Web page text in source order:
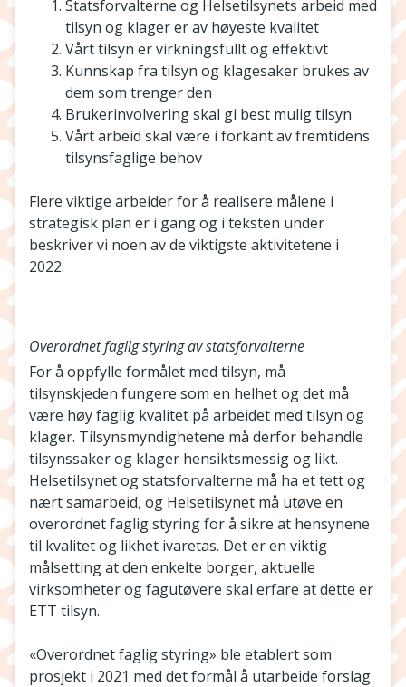
Statsforvalterne og Helsetilsynets arbeid med
tilsyn og klager er av høyeste kvalitet
Vårt tilsyn er virkningsfullt og effektivt
Kunnskap fra tilsyn og klagesaker brukes av
dem som trenger den
Brukerinvolvering skal gi best mulig tilsyn
Vårt arbeid skal være i forkant av fremtidens
tilsynsfaglige behov
Flere viktige arbeider for å realisere målene i
strategisk plan er i gang og i teksten under
beskriver vi noen av de viktigste aktivitetene i
2022.
Overordnet faglig styring av statsforvalterne
For å oppfylle formålet med tilsyn, må
tilsynskjeden fungere som en helhet og det må
være høy faglig kvalitet på arbeidet med tilsyn og
klager. Tilsynsmyndighetene må derfor behandle
tilsynssaker og klager hensiktsmessig og likt.
Helsetilsynet og statsforvalterne må ha et tett og
nært samarbeid, og Helsetilsynet må utøve en
overordnet faglig styring for å sikre at hensynene
til kvalitet og likhet ivaretas. Det er en viktig
målsetting at den enkelte borger, aktuelle
virksomheter og fagutøvere skal erfare at dette er
ETT tilsyn.
«Overordnet faglig styring» ble etablert som
prosjekt i 2021 med det formål å utarbeide forslag